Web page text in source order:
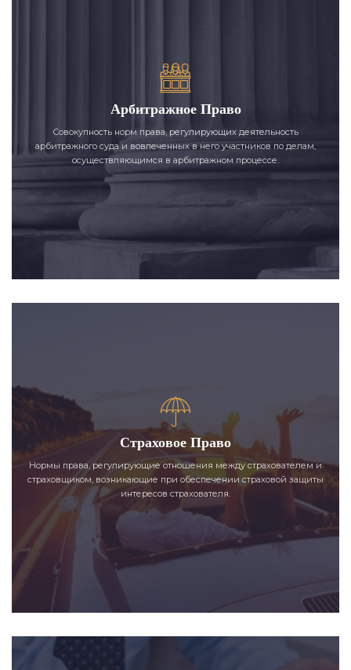
Арбитражное Право
Совокупность норм права, регулирующих деятельность
арбитражного суда и вовлеченных в него участников по делам,
осуществляющимся в арбитражном процессе.
Страховое Право
Нормы права, регулирующие отношения между страхователем и
страховщиком, возникающие при обеспечении страховой защиты
интересов страхователя.